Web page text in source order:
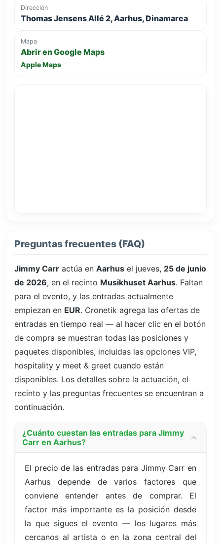
Dirección
Thomas Jensens Allé 2, Aarhus, Dinamarca
Mapa
Abrir en Google Maps
Apple Maps
Preguntas frecuentes (FAQ)
Jimmy Carr actúa en Aarhus el jueves, 25 de junio
de 2026, en el recinto Musikhuset Aarhus. Faltan
para el evento, y las entradas actualmente
empiezan en EUR. Cronetik agrega las ofertas de
entradas en tiempo real — al hacer clic en el botón
de compra se muestran todas las posiciones y
paquetes disponibles, incluidas las opciones VIP,
hospitality y meet & greet cuando están
disponibles. Los detalles sobre la actuación, el
recinto y las preguntas frecuentes se encuentran a
continuación.
¿Cuánto cuestan las entradas para Jimmy
Carr en Aarhus?
El precio de las entradas para Jimmy Carr en
Aarhus depende de varios factores que
conviene entender antes de comprar. El
factor más importante es la posición desde
la que sigues el evento — los lugares más
cercanos al artista o en la zona central del